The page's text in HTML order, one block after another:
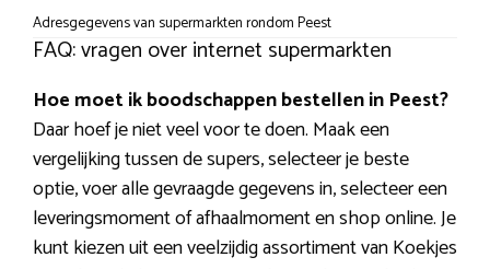
Adresgegevens van supermarkten rondom Peest
FAQ: vragen over internet supermarkten
Hoe moet ik boodschappen bestellen in Peest?
Daar hoef je niet veel voor te doen. Maak een
vergelijking tussen de supers, selecteer je beste
optie, voer alle gevraagde gegevens in, selecteer een
leveringsmoment of afhaalmoment en shop online. Je
kunt kiezen uit een veelzijdig assortiment van Koekjes